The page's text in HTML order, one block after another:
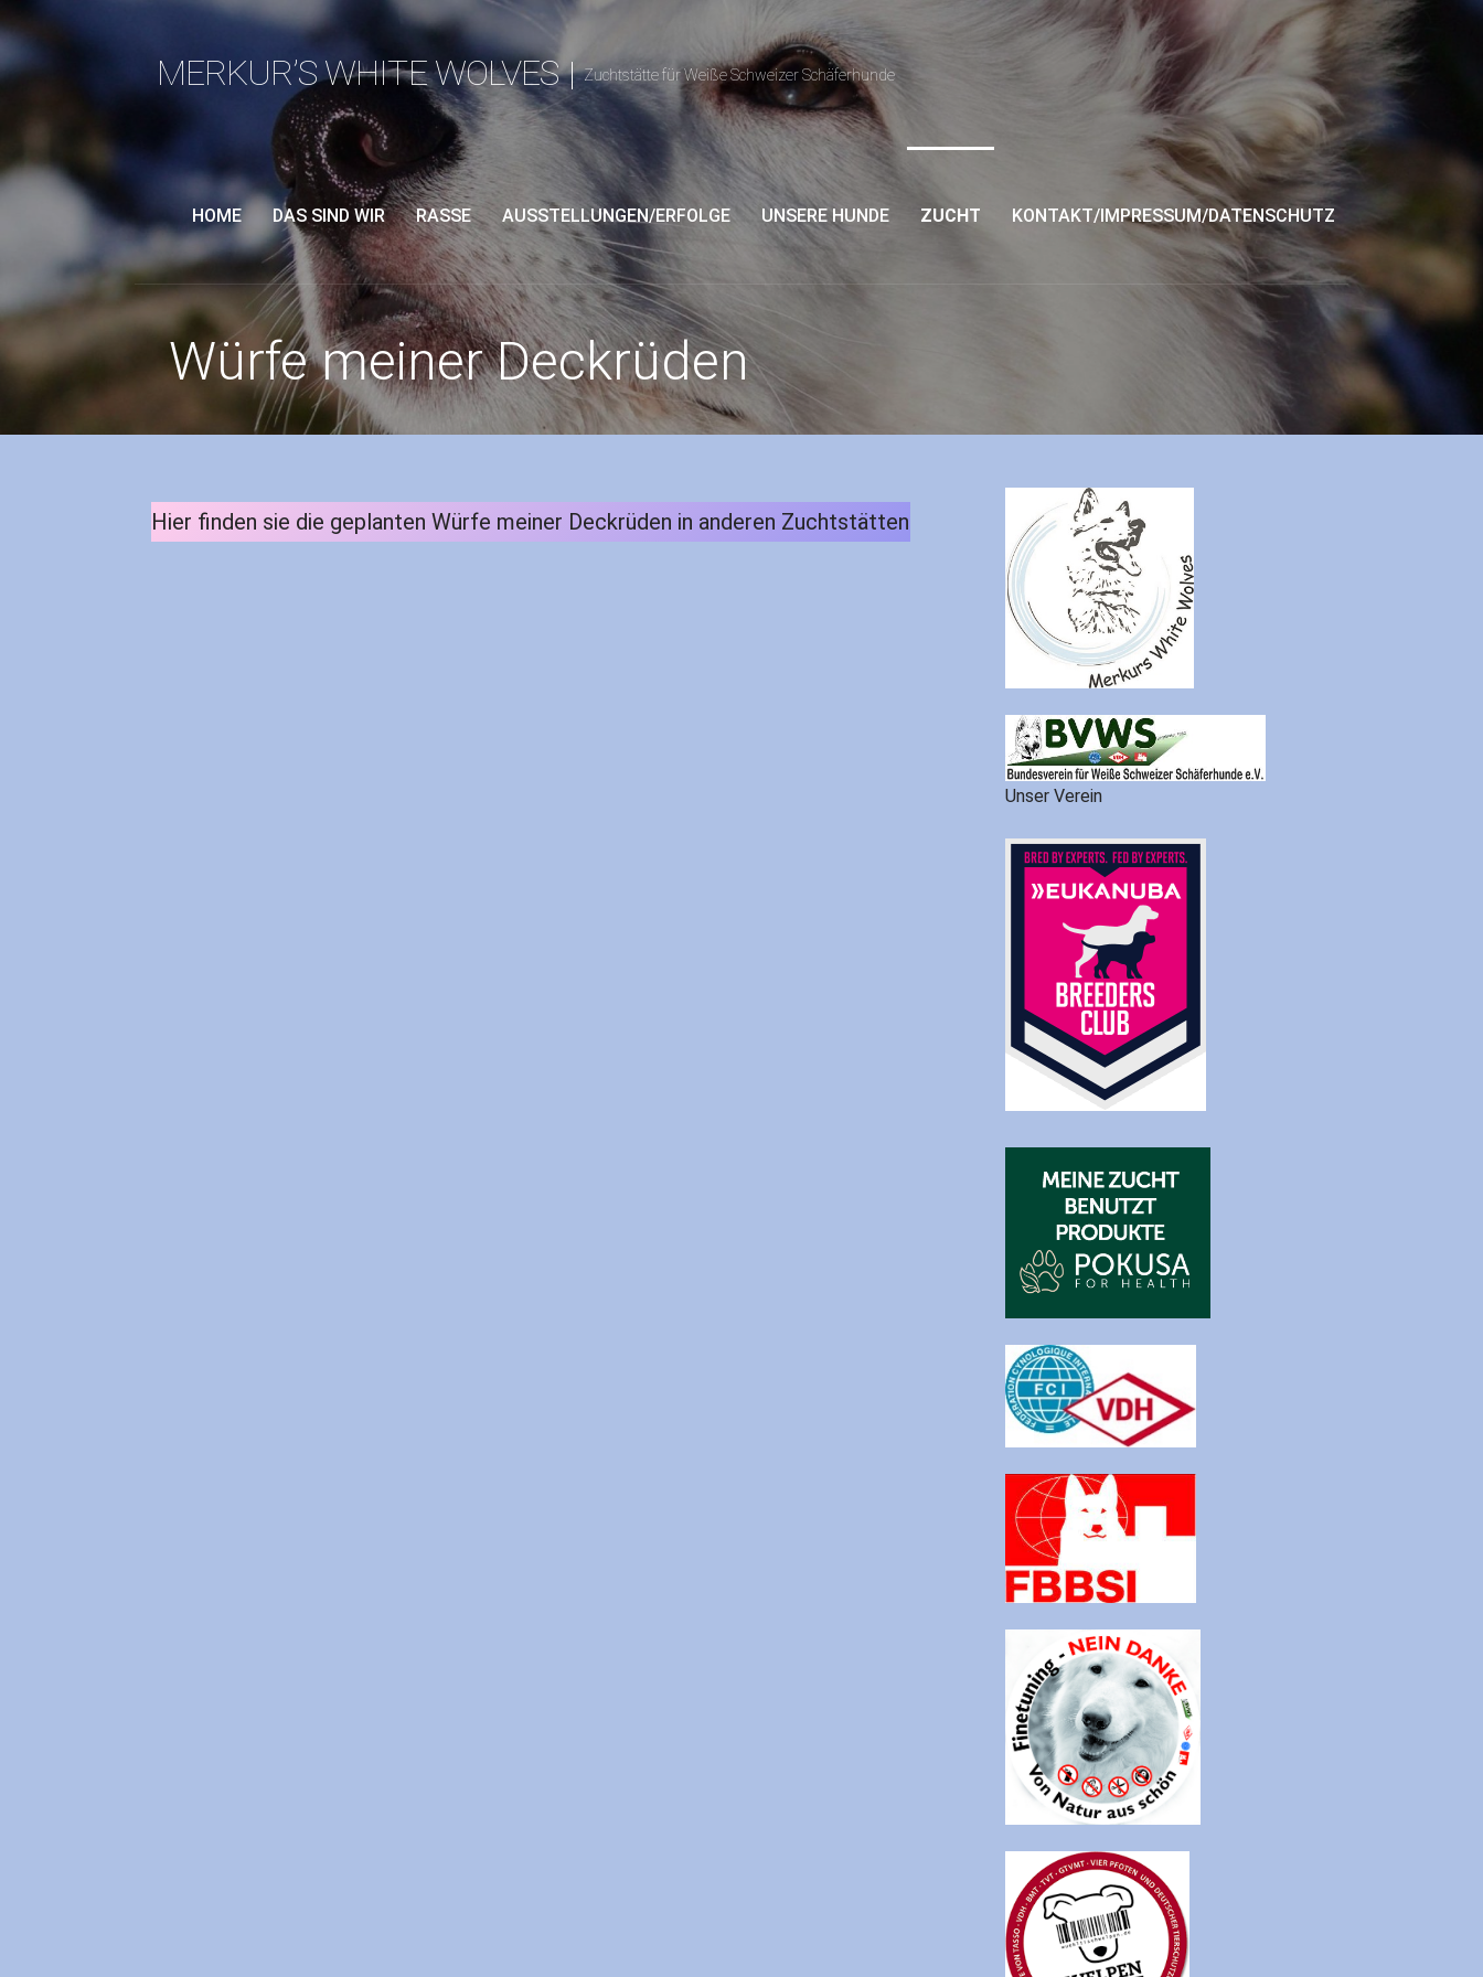
springen
MERKUR’S WHITE WOLVES Zuchtstätte für Weiße Schweizer Schäferhunde
HOME DAS SIND WIR RASSE AUSSTELLUNGEN/ERFOLGE UNSERE HUNDE ZUCHT KONTAKT/IMPRESSUM/DATENSCHUTZ
Würfe meiner Deckrüden
Hier finden sie die geplanten Würfe meiner Deckrüden in anderen Zuchtstätten
Unser Verein